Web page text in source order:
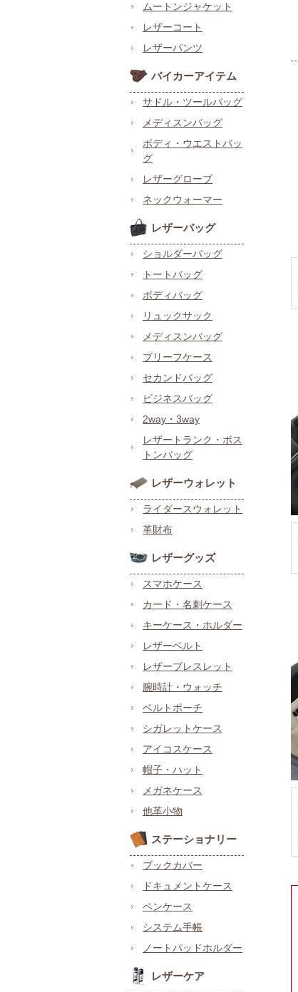
ムートンジャケット
レザーコート
レザーパンツ
バイカーアイテム
サドル・ツールバッグ
メディスンバッグ
ボディ・ウエストバッ
グ
レザーグローブ
ネックウォーマー
レザーバッグ
ショルダーバッグ
トートバッグ
ボディバッグ
リュックサック
メディスンバッグ
ブリーフケース
セカンドバッグ
ビジネスバッグ
2way・3way
レザートランク・ボス
トンバッグ
レザーウォレット
ライダースウォレット
革財布
レザーグッズ
スマホケース
カード・名刺ケース
キーケース・ホルダー
レザーベルト
レザーブレスレット
腕時計・ウォッチ
ベルトポーチ
シガレットケース
アイコスケース
帽子・ハット
メガネケース
他革小物
ステーショナリー
ブックカバー
ドキュメントケース
ペンケース
システム手帳
ノートパッドホルダー
レザーケア